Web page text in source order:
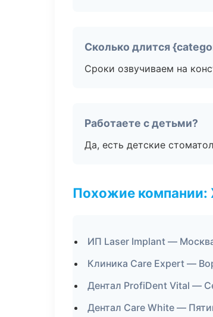
Сколько длится
Сроки озвучиваем на
Работаете с детьми?
Да, есть детские
Похожие компании:
ИП Laser Implant —
Клиника Care Expert —
Дентал ProfiDent Vital —
Дентал Care White —